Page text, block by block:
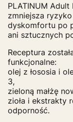
PLATINUM
zmniejsza
dyskomfortu po
ani sztucznych
Receptura
funkcjonalne:
olej z łososia i
3,
zieloną małżę
zioła i ekstrakty
odporność.